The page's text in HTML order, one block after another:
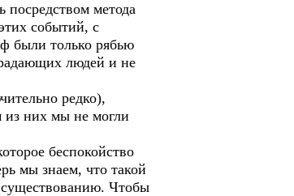
посредством метода
событий, с
были только рябью
людей и не
редко),
из них мы не могли
беспокойство
мы знаем, что такой
существованию. Чтобы